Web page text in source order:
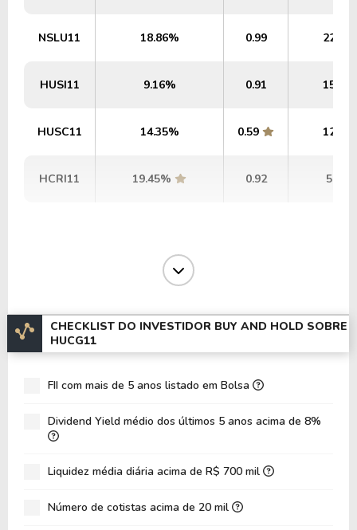
NSLU11 18.86% 0.99
HUSI11 9.16% 0.91
HUSC11 14.35% 0.59
HCRI11 19.45% 0.92
CHECKLIST DO INVESTIDOR BUY AND HOLD SOBRE
HUCG11
FII com mais de 5 anos listado em Bolsa
Dividend Yield médio dos últimos 5 anos acima de 8%
Liquidez média diária acima de R$ 700 mil
Número de cotistas acima de 20 mil